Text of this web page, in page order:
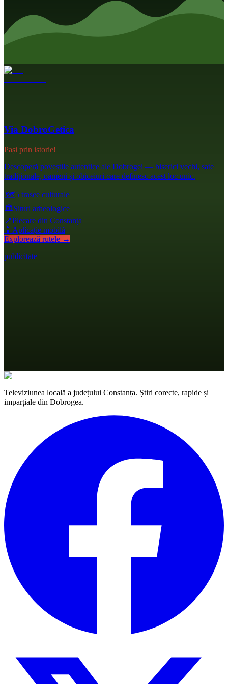
Via DobroGetica
Pași prin istorie!
Descoperă poveștile autentice ale Dobrogei — biserici vechi, sate
tradiționale, oameni și obiceiuri care definesc acest loc unic.
🗺️5 trasee culturale
🏛️Situri arheologice
📍Plecare din Constanța
📱 Aplicație mobilă
Explorează rutele →
publicitate
Televiziunea locală a județului Constanța. Știri corecte, rapide și
imparțiale din Dobrogea.